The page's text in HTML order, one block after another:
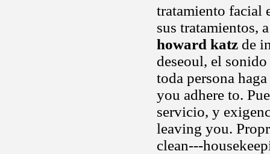
tratamiento facial
sus tratamientos,
howard katz de
deseoul, el sonido
toda persona
you adhere to.
servicio, y
leaving you.
clean---